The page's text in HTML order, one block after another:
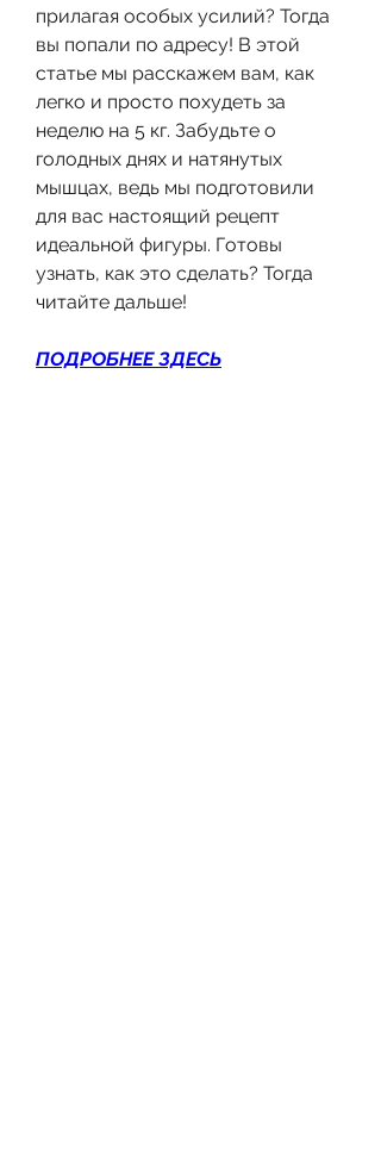
прилагая особых усилий? Тогда
вы попали по адресу! В этой
статье мы расскажем вам, как
легко и просто похудеть за
неделю на 5 кг. Забудьте о
голодных днях и натянутых
мышцах, ведь мы подготовили
для вас настоящий рецепт
идеальной фигуры. Готовы
узнать, как это сделать? Тогда
читайте дальше!
ПОДРОБНЕЕ ЗДЕСЬ